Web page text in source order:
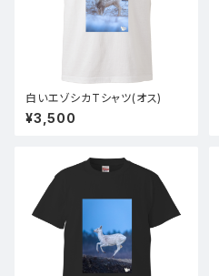
白いエゾシカTシャツ(オス)
¥3,500